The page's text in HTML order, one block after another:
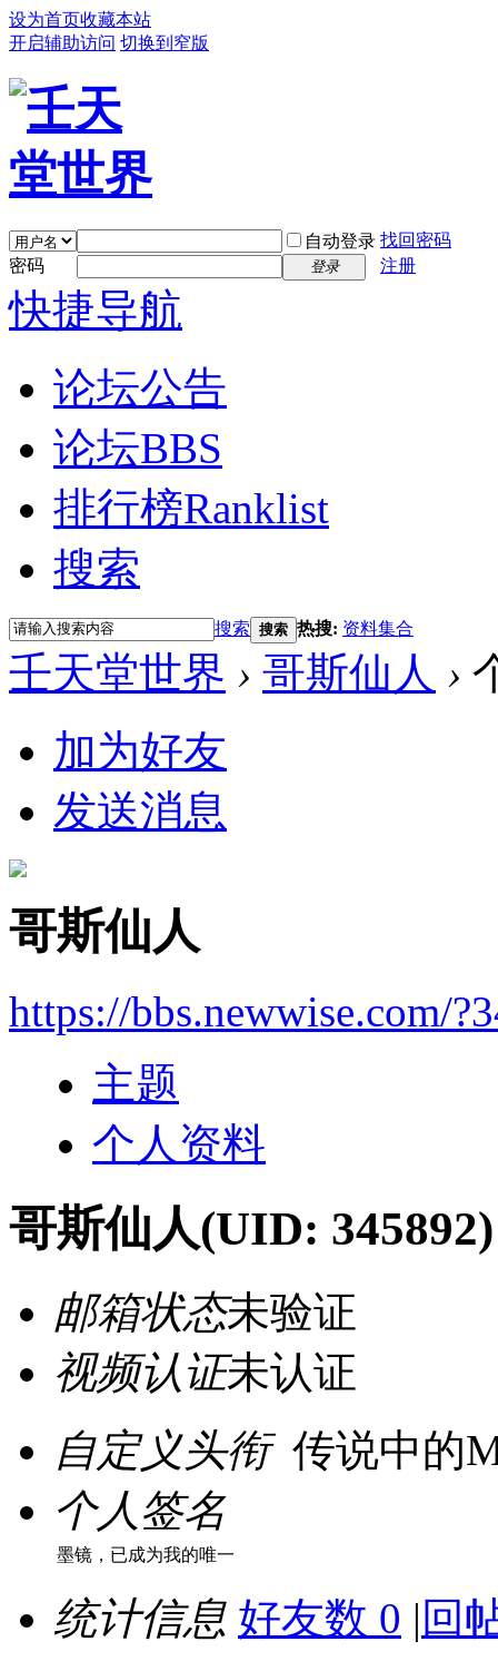
设为首页收藏本站
开启辅助访问 切换到窄版
自动登录 找回密码
密码
登录 注册
快捷导航
论坛公告
论坛BBS
排行榜Ranklist
搜索
搜索 搜索 热搜: 资料集合
壬天堂世界 › 哥斯仙人 ›
加为好友
发送消息
哥斯仙人
https://bbs.newwise.com/
主题
个人资料
哥斯仙人(UID: 345892)
邮箱状态未验证
视频认证未认证
自定义头衔 传说中的
个人签名
墨镜，已成为我的唯一
统计信息 好友数 0 | 回